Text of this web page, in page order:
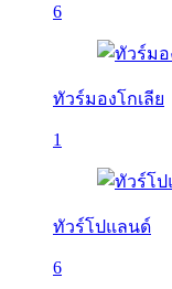
6
ทัวร์มองโกเลีย
1
ทัวร์โปแลนด์
6